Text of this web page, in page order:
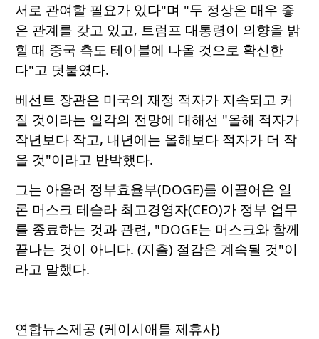
서로 관여할 필요가 있다"며 "두 정상은 매우 좋
은 관계를 갖고 있고, 트럼프 대통령이 의향을 밝
힐 때 중국 측도 테이블에 나올 것으로 확신한
다"고 덧붙였다.
베선트 장관은 미국의 재정 적자가 지속되고 커
질 것이라는 일각의 전망에 대해선 "올해 적자가
작년보다 작고, 내년에는 올해보다 적자가 더 작
을 것"이라고 반박했다.
그는 아울러 정부효율부(DOGE)를 이끌어온 일
론 머스크 테슬라 최고경영자(CEO)가 정부 업무
를 종료하는 것과 관련, "DOGE는 머스크와 함께
끝나는 것이 아니다. (지출) 절감은 계속될 것"이
라고 말했다.
연합뉴스제공 (케이시애틀 제휴사)